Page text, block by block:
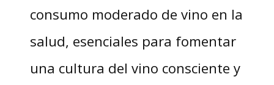
consumo moderado de vino en la
salud, esenciales para fomentar
una cultura del vino consciente y